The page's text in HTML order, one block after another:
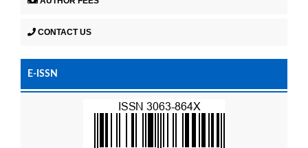
CONTACT US
E-ISSN